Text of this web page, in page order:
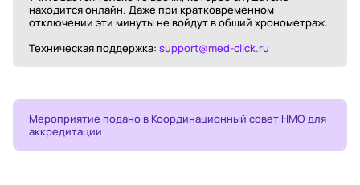
находится онлайн. Даже при кратковременном
отключении эти минуты не войдут в общий хронометраж.
Техническая поддержка: support@med-click.ru
Мероприятие подано в Координационный совет НМО для
аккредитации